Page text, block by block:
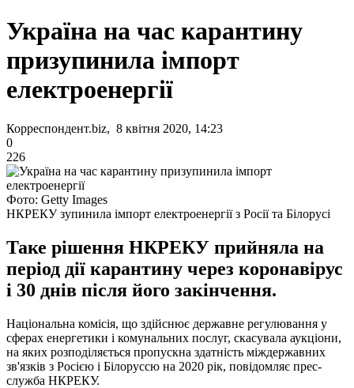
Україна на час карантину
призупинила імпорт
електроенергії
Корреспондент.biz, 8 квітня 2020, 14:23
0
226
Фото: Getty Images
НКРЕКУ зупинила імпорт електроенергії з Росії та Білорусі
Таке рішення НКРЕКУ прийняла на
період дії карантину через коронавірус
і 30 днів після його закінчення.
Національна комісія, що здійснює державне регулювання у
сферах енергетики і комунальних послуг, скасувала аукціони,
на яких розподіляється пропускна здатність міждержавних
зв'язків з Росією і Білоруссю на 2020 рік, повідомляє прес-
служба НКРЕКУ.